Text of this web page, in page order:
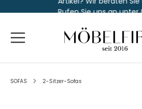
Rufen Sie uns an unter
SOFAS 2-Sitzer-Sofas